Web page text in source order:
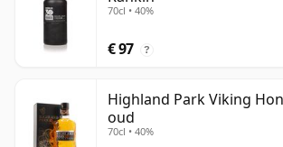
70cl • 40%
€ 97 ?
Highland Park Viking
oud
70cl • 40%